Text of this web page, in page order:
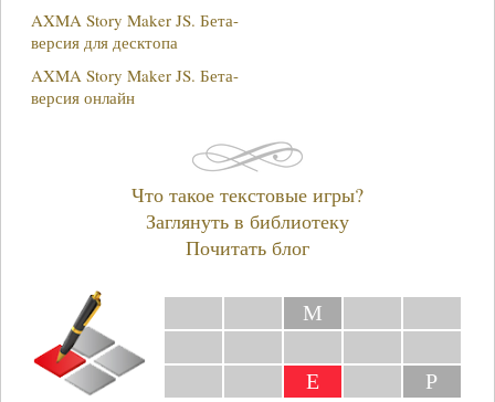
AXMA Story Maker JS. Бета-
версия для десктопа
AXMA Story Maker JS. Бета-
версия онлайн
Что такое текстовые игры?
Заглянуть в библиотеку
Почитать блог
М
Е Р